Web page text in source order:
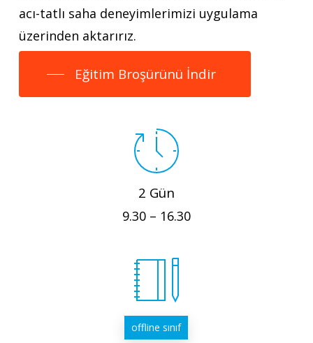
acı-tatlı saha deneyimlerimizi uygulama
üzerinden aktarırız.
Eğitim Broşürünü İndir
2 Gün
9.30 – 16.30
offline sınıf